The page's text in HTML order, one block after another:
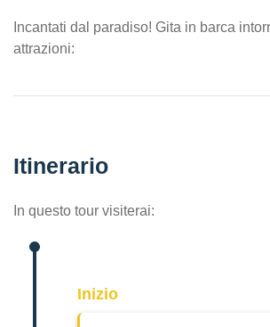
Incantati dal paradiso! Gita in barca
attrazioni:
Itinerario
In questo tour visiterai:
Inizio